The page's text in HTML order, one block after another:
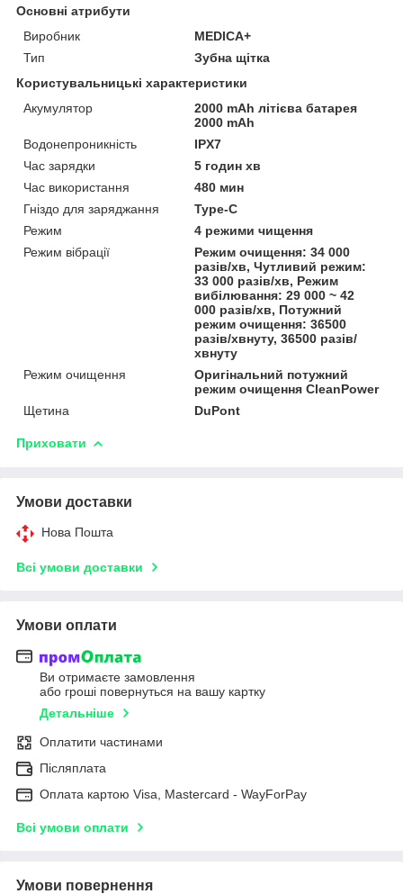
Основні атрибути
Виробник
MEDICA+
Тип
Зубна щітка
Користувальницькі характеристики
Акумулятор
2000 mAh літієва батарея
2000 mAh
Водонепроникність
IPX7
Час зарядки
5 годин хв
Час використання
480 мин
Гніздо для заряджання
Type-C
Режим
4 режими чищення
Режим вібрації
Режим очищення: 34 000
разів/хв, Чутливий режим:
33 000 разів/хв, Режим
вибілювання: 29 000 ~ 42
000 разів/хв, Потужний
режим очищення: 36500
разів/хвнуту, 36500 разів/
хвнуту
Режим очищення
Оригінальний потужний
режим очищення CleanPower
Щетина
DuPont
Приховати
Умови доставки
Нова Пошта
Всі умови доставки
Умови оплати
Ви отримаєте замовлення
або гроші повернуться на вашу картку
Детальніше
Оплатити частинами
Післяплата
Оплата картою Visa, Mastercard - WayForPay
Всі умови оплати
Умови повернення